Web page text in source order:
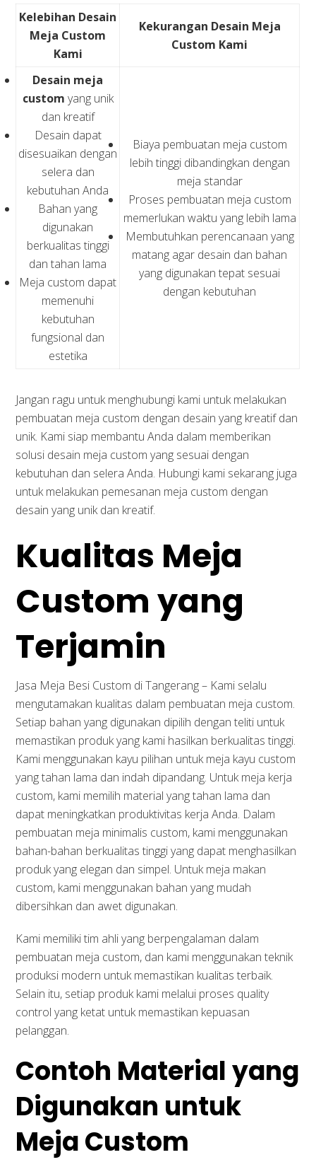
Kelebihan Desain
Meja Custom
Kami
Kekurangan Desain Meja
Custom Kami
Desain meja
custom yang unik
dan kreatif
Desain dapat
disesuaikan dengan
selera dan
kebutuhan Anda
Bahan yang
digunakan
berkualitas tinggi
dan tahan lama
Meja custom dapat
memenuhi
kebutuhan
fungsional dan
estetika
Biaya pembuatan meja custom
lebih tinggi dibandingkan dengan
meja standar
Proses pembuatan meja custom
memerlukan waktu yang lebih lama
Membutuhkan perencanaan yang
matang agar desain dan bahan
yang digunakan tepat sesuai
dengan kebutuhan
Jangan ragu untuk menghubungi kami untuk melakukan
pembuatan meja custom dengan desain yang kreatif dan
unik. Kami siap membantu Anda dalam memberikan
solusi desain meja custom yang sesuai dengan
kebutuhan dan selera Anda. Hubungi kami sekarang juga
untuk melakukan pemesanan meja custom dengan
desain yang unik dan kreatif.
Kualitas Meja
Custom yang
Terjamin
Jasa Meja Besi Custom di Tangerang – Kami selalu
mengutamakan kualitas dalam pembuatan meja custom.
Setiap bahan yang digunakan dipilih dengan teliti untuk
memastikan produk yang kami hasilkan berkualitas tinggi.
Kami menggunakan kayu pilihan untuk meja kayu custom
yang tahan lama dan indah dipandang. Untuk meja kerja
custom, kami memilih material yang tahan lama dan
dapat meningkatkan produktivitas kerja Anda. Dalam
pembuatan meja minimalis custom, kami menggunakan
bahan-bahan berkualitas tinggi yang dapat menghasilkan
produk yang elegan dan simpel. Untuk meja makan
custom, kami menggunakan bahan yang mudah
dibersihkan dan awet digunakan.
Kami memiliki tim ahli yang berpengalaman dalam
pembuatan meja custom, dan kami menggunakan teknik
produksi modern untuk memastikan kualitas terbaik.
Selain itu, setiap produk kami melalui proses quality
control yang ketat untuk memastikan kepuasan
pelanggan.
Contoh Material yang
Digunakan untuk
Meja Custom